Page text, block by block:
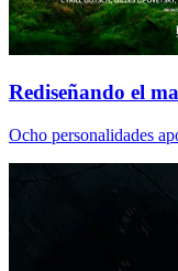
Rediseñando el
Ocho personalidades